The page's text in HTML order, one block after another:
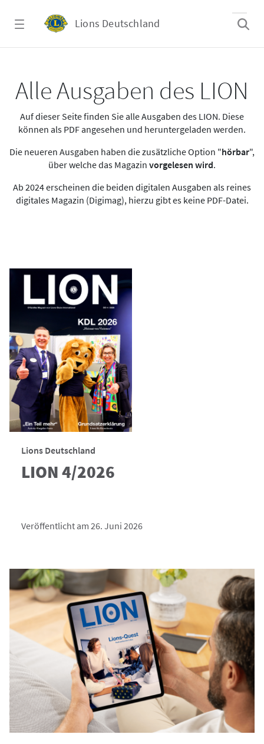
Lions Deutschland
Alle Ausgaben des LION
Auf dieser Seite finden Sie alle Ausgaben des LION. Diese
können als PDF angesehen und heruntergeladen werden.
Die neueren Ausgaben haben die zusätzliche Option "hörbar",
über welche das Magazin vorgelesen wird.
Ab 2024 erscheinen die beiden digitalen Ausgaben als reines
digitales Magazin (Digimag), hierzu gibt es keine PDF-Datei.
Lions Deutschland
LION 4/2026
Veröffentlicht am 26. Juni 2026